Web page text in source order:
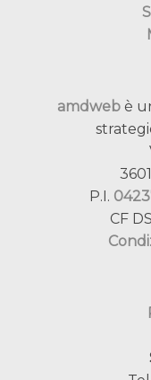
amdwebè
P.I.
CF